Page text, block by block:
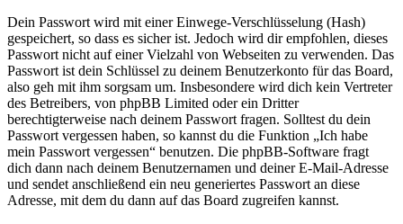
Dein Passwort wird mit einer Einwege-Verschlüsselung (Hash)
gespeichert, so dass es sicher ist. Jedoch wird dir empfohlen, dieses
Passwort nicht auf einer Vielzahl von Webseiten zu verwenden. Das
Passwort ist dein Schlüssel zu deinem Benutzerkonto für das Board,
also geh mit ihm sorgsam um. Insbesondere wird dich kein Vertreter
des Betreibers, von phpBB Limited oder ein Dritter
berechtigterweise nach deinem Passwort fragen. Solltest du dein
Passwort vergessen haben, so kannst du die Funktion „Ich habe
mein Passwort vergessen“ benutzen. Die phpBB-Software fragt
dich dann nach deinem Benutzernamen und deiner E-Mail-Adresse
und sendet anschließend ein neu generiertes Passwort an diese
Adresse, mit dem du dann auf das Board zugreifen kannst.